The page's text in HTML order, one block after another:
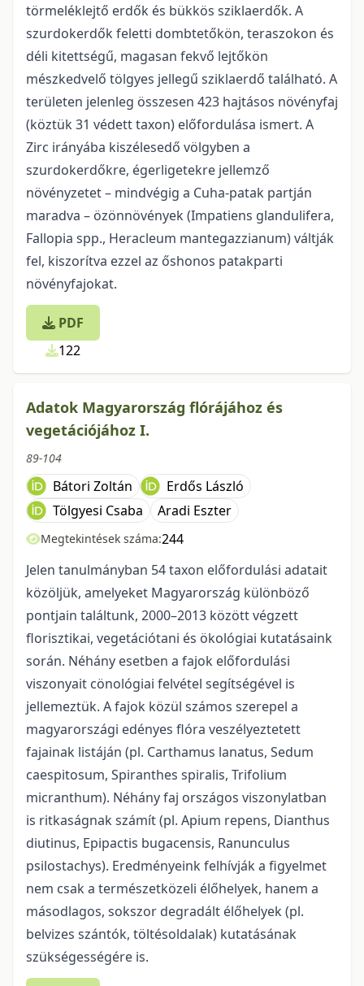
törmeléklejtő erdők és bükkös sziklaerdők. A
szurdokerdők feletti dombtetőkön, teraszokon és
déli kitettségű, magasan fekvő lejtőkön
mészkedvelő tölgyes jellegű sziklaerdő található. A
területen jelenleg összesen 423 hajtásos növényfaj
(köztük 31 védett taxon) előfordulása ismert. A
Zirc irányába kiszélesedő völgyben a
szurdokerdőkre, égerligetekre jellemző
növényzetet – mindvégig a Cuha-patak partján
maradva – özönnövények (Impatiens glandulifera,
Fallopia spp., Heracleum mantegazzianum) váltják
fel, kiszorítva ezzel az őshonos patakparti
növényfajokat.
PDF
122
Adatok Magyarország flórájához és
vegetációjához I.
89-104
Bátori Zoltán
Erdős László
Tölgyesi Csaba
Aradi Eszter
Megtekintések száma:244
Jelen tanulmányban 54 taxon előfordulási adatait
közöljük, amelyeket Magyarország különböző
pontjain találtunk, 2000–2013 között végzett
florisztikai, vegetációtani és ökológiai kutatásaink
során. Néhány esetben a fajok előfordulási
viszonyait cönológiai felvétel segítségével is
jellemeztük. A fajok közül számos szerepel a
magyarországi edényes flóra veszélyeztetett
fajainak listáján (pl. Carthamus lanatus, Sedum
caespitosum, Spiranthes spiralis, Trifolium
micranthum). Néhány faj országos viszonylatban
is ritkaságnak számít (pl. Apium repens, Dianthus
diutinus, Epipactis bugacensis, Ranunculus
psilostachys). Eredményeink felhívják a figyelmet
nem csak a természetközeli élőhelyek, hanem a
másodlagos, sokszor degradált élőhelyek (pl.
belvizes szántók, töltésoldalak) kutatásának
szükségességére is.